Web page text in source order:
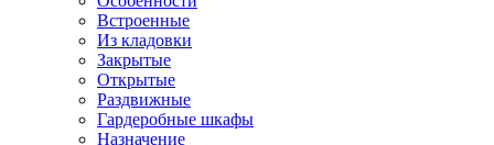
Встроенные
Из кладовки
Закрытые
Открытые
Раздвижные
Гардеробные шкафы
Назначение